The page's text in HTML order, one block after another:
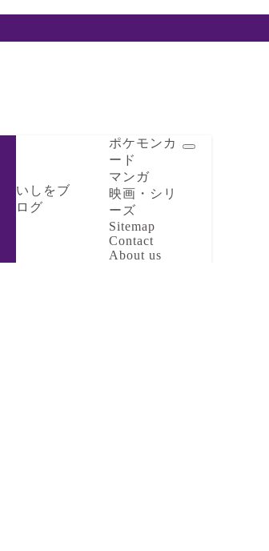
いしをブ
ログ
ポケモンカ
ード
マンガ
映画・シリ
ーズ
Sitemap
Contact
About us